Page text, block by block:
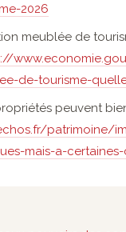
2026
meublée de
de-tourisme-
peuvent
patrimoine/
mais-a-